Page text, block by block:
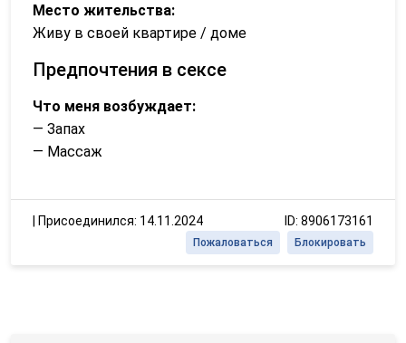
Место жительства:
Живу в своей квартире / доме
Предпочтения в сексе
Что меня возбуждает:
— Запах
— Массаж
| Присоединился: 14.11.2024 ID: 8906173161
Блокировать
Пожаловаться